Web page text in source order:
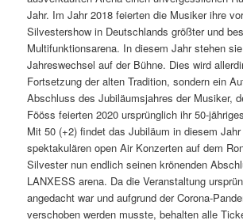
Jahr. Im Jahr 2018 feierten die Musiker ihre
Silvestershow in Deutschlands größter und
Multifunktionsarena. In diesem Jahr stehen
Jahreswechsel auf der Bühne. Dies wird
Fortsetzung der alten Tradition, sondern ein
Abschluss des Jubiläumsjahres der Musiker,
Fööss feierten 2020 ursprünglich ihr 50-
Mit 50 (+2) findet das Jubiläum in diesem
spektakulären open Air Konzerten auf dem
Silvester nun endlich seinen krönenden
LANXESS arena. Da die Veranstaltung
angedacht war und aufgrund der Corona-
verschoben werden musste, behalten alle